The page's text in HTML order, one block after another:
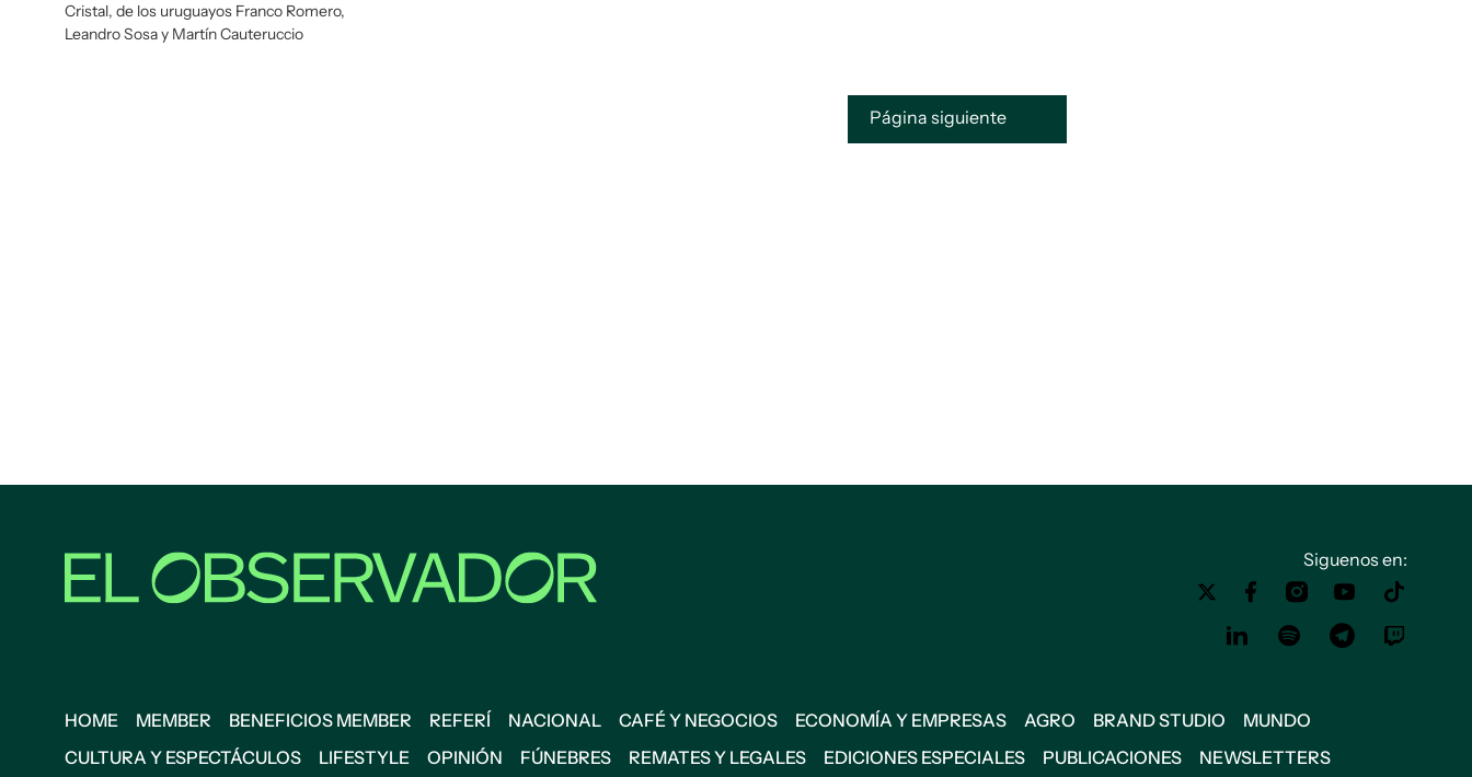
Cristal, de los uruguayos Franco Romero,
Leandro Sosa y Martín Cauteruccio
Página siguiente
Siguenos en:
HOME MEMBER BENEFICIOS MEMBER REFERÍ NACIONAL CAFÉ Y NEGOCIOS ECONOMÍA Y EMPRESAS AGRO BRAND STUDIO
MUNDO
CULTURA Y ESPECTÁCULOS
LIFESTYLE OPINIÓN FÚNEBRES REMATES Y LEGALES EDICIONES ESPECIALES PUBLICACIONES NEWSLETTERS